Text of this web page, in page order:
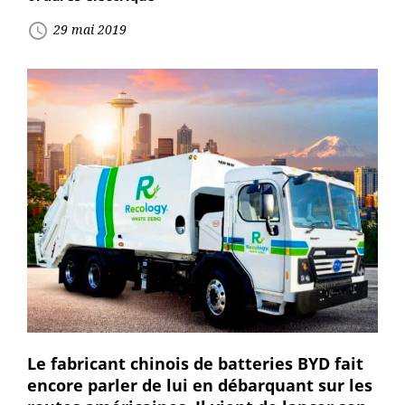
access_time 29 mai 2019
Le fabricant chinois de batteries BYD fait
encore parler de lui en débarquant sur les